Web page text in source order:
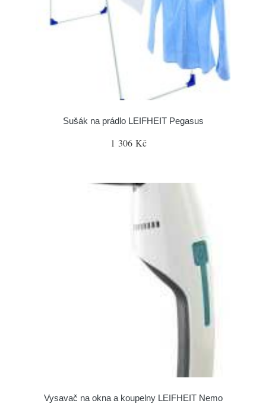
Sušák na prádlo LEIFHEIT Pegasus
1 306 Kč
Vysavač na okna a koupelny LEIFHEIT Nemo